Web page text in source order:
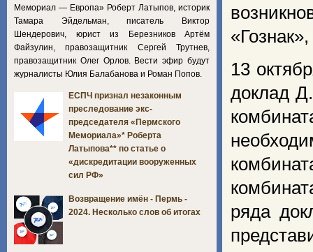
13
доклад
ряда
Мемориал — Европа» Роберт Латыпов, историк
Тамара Эйдельман, писатель Виктор
Шендерович, юрист из Березников Артём
Файзулин, правозащитник Сергей Трутнев,
правозащитник Олег Орлов. Вести эфир будут
журналисты Юлия Балабанова и Роман Попов.
ЕСПЧ признал незаконным
преследование экс-
председателя «Пермского
Мемориала»* Роберта
Латыпова** по статье о
«дискредитации вооруженных
сил РФ»
Возвращение имён - Пермь -
2024. Несколько слов об итогах